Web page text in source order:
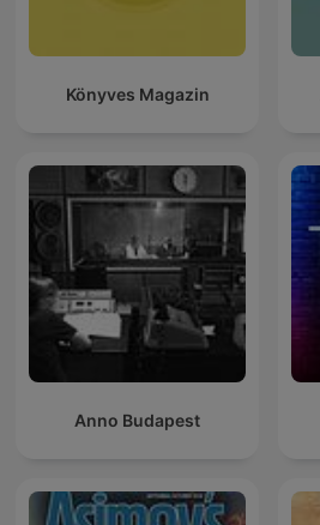
Könyves Magazin
Anno Budapest